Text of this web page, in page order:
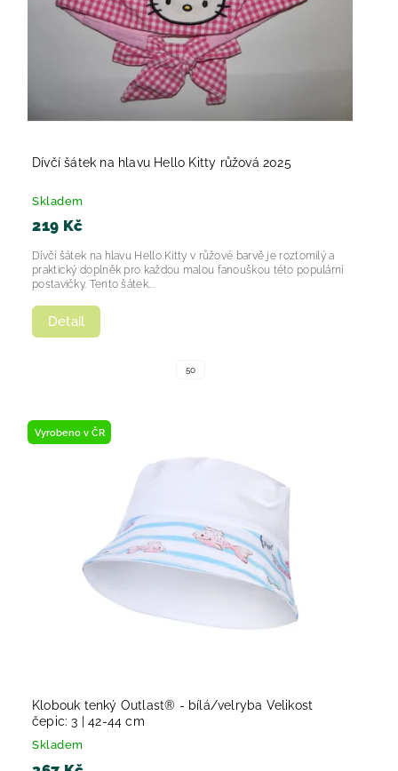
Dívčí šátek na hlavu Hello Kitty růžová 2025
Skladem
219 Kč
Detail
Dívčí šátek na hlavu Hello Kitty v růžové barvě je roztomilý a
praktický doplněk pro každou malou fanouškou této populární
postavičky. Tento šátek...
50
Vyrobeno v ČR
Klobouk tenký Outlast® - bílá/velryba Velikost
čepic: 3 | 42-44 cm
Skladem